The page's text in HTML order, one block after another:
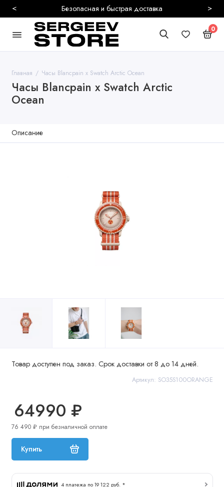
Безопасная и быстрая доставка
< >
0
Главная Часы Blancpain x Swatch Arctic Ocean
Часы Blancpain x Swatch Arctic
Ocean
Описание
Товар доступен под заказ. Срок доставки от 8 до 14 дней.
Артикул: SO35S100ORANGE
64990 ₽
76 490 ₽ при безналичной оплате
Купить
4 платежа по 19 122 руб. *